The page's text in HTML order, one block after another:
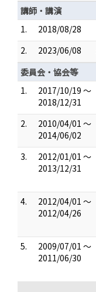
講師・講演
1.
2018/08/28
2.
2023/06/08
委員会・協会等
1.
2017/10/19 ～
2018/12/31
2.
2010/04/01 ～
2014/06/02
3.
2012/01/01 ～
2013/12/31
4.
2012/04/01 ～
2012/04/26
5.
2009/07/01 ～
2011/06/30